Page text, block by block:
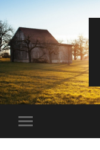
Mobile-
Menü